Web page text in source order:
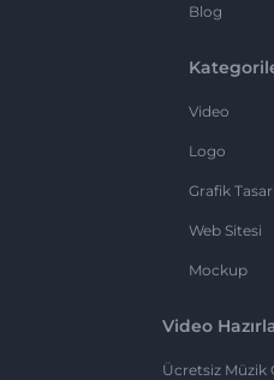
Blog
Video
Logo
Grafik
Web Sitesi
Mockup
Video
Ücretsiz Müzik